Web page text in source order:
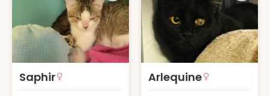
Saphir Arlequine